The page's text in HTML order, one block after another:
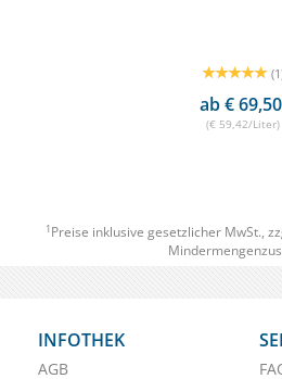
ab € 69,50
(€ 59,42/Liter)
1 Preise inklusive gesetzlicher MwSt.,
INFOTHEK
AGB